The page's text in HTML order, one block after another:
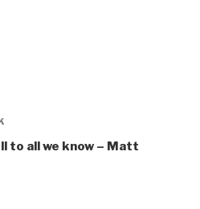
to all we know – Matt